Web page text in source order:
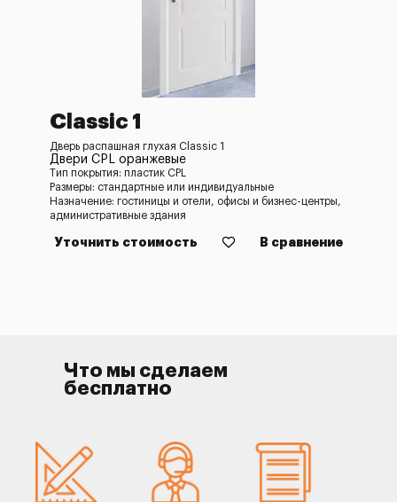
Classic 1
Дверь распашная глухая Classic 1
Двери CPL оранжевые
Тип покрытия: пластик CPL
Размеры: стандартные или индивидуальные
Назначение: гостиницы и отели, офисы и бизнес-центры,
административные здания
Уточнить стоимость В сравнение
Что мы сделаем
бесплатно